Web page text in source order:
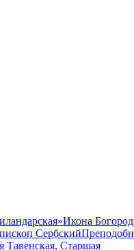
Икона
Сербский
Тавенская, Старшая